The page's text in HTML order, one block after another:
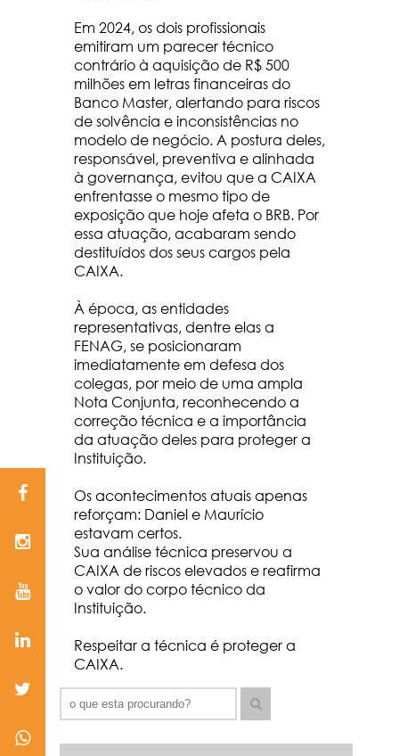
Em 2024, os dois profissionais
emitiram um parecer técnico
contrário à aquisição de R$ 500
milhões em letras financeiras do
Banco Master, alertando para riscos
de solvência e inconsistências no
modelo de negócio. A postura deles,
responsável, preventiva e alinhada
à governança, evitou que a CAIXA
enfrentasse o mesmo tipo de
exposição que hoje afeta o BRB. Por
essa atuação, acabaram sendo
destituídos dos seus cargos pela
CAIXA.
À época, as entidades
representativas, dentre elas a
FENAG, se posicionaram
imediatamente em defesa dos
colegas, por meio de uma ampla
Nota Conjunta, reconhecendo a
correção técnica e a importância
da atuação deles para proteger a
Instituição.
Os acontecimentos atuais apenas
reforçam: Daniel e Maurício
estavam certos.
Sua análise técnica preservou a
CAIXA de riscos elevados e reafirma
o valor do corpo técnico da
Instituição.
Respeitar a técnica é proteger a
CAIXA.